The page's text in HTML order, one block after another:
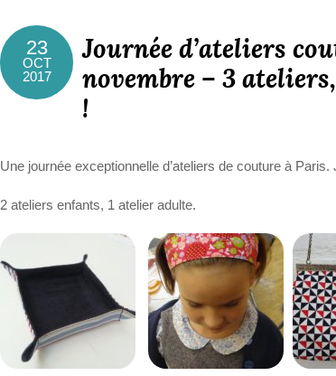
23
OCT
2017
Journée d’ateliers
novembre – 3
!
Une journée exceptionnelle d’ateliers de couture à
2 ateliers enfants, 1 atelier adulte.